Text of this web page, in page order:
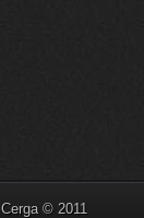
Cerga© 2011